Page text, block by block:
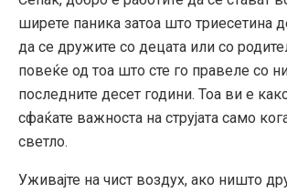
ширете паника затоа што триесетина
да се дружите со децата или со
повеќе од тоа што сте го правеле со
последните десет години. Тоа ви е
сфаќате важноста на струјата само
светло.
Уживајте на чист воздух, ако ништо